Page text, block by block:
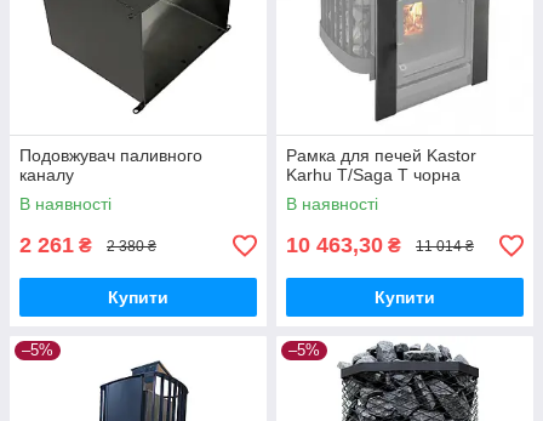
Подовжувач паливного
каналу
В наявності
2 261 ₴ 2 380 ₴
Купити
Рамка для печей Kastor
Karhu T/Saga T чорна
В наявності
10 463,30 ₴ 11 014 ₴
Купити
–5% –5%